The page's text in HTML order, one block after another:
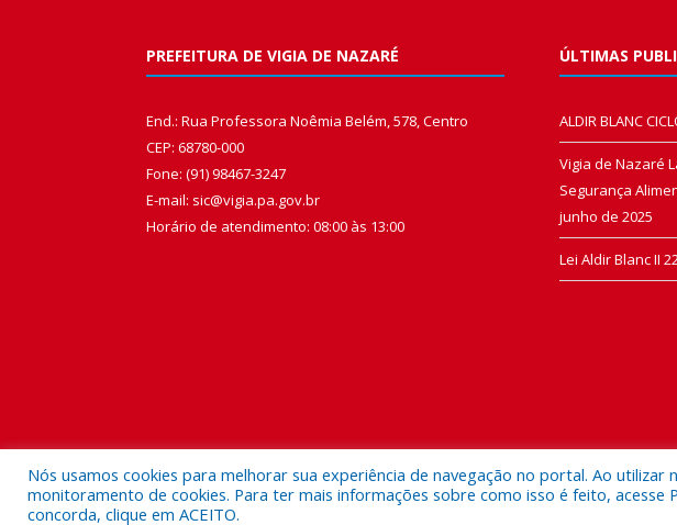
PREFEITURA DE VIGIA DE NAZARÉ
End.: Rua Professora Noêmia Belém, 578, Centro
CEP: 68780-000
Fone: (91) 98467-3247
E-mail: sic@vigia.pa.gov.br
Horário de atendimento: 08:00 às 13:00
ÚLTIMAS
ALDIR BLANC
Vigia de Nazaré
Segurança
junho de 2025
Lei Aldir Blanc II
Todos os direitos reservados a Prefeitura Municipal de Vigia de Nazaré.
Nós usamos cookies para melhorar sua experiência de navegação no portal. Ao
monitoramento de cookies. Para ter mais informações sobre como isso é feito, acesse
concorda, clique em ACEITO.